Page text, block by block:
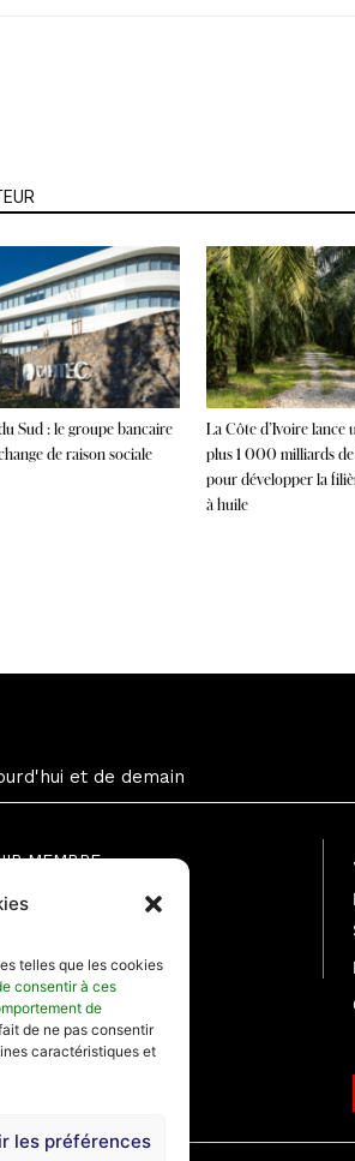
telles que les cookies
consentir à ces
de
de ne pas consentir
caractéristiques et
les préférences
Sud : le groupe bancaire
de raison sociale
La Côte d’Ivoire lance
plus 1 000 milliards
pour développer la
à huile
et de demain
MEMBRE
Gratuite
Annuelle